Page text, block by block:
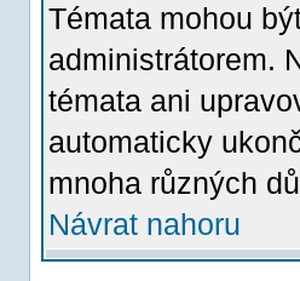
Témata mohou
administrátorem.
témata ani
automaticky
mnoha různých
Návrat nahoru